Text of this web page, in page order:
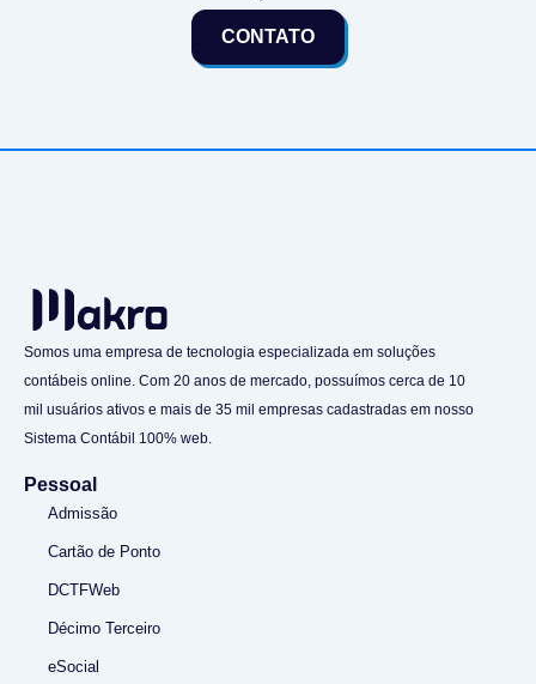
CONTATO
Somos uma empresa de tecnologia especializada em soluções
contábeis online. Com 20 anos de mercado, possuímos cerca de 10
mil usuários ativos e mais de 35 mil empresas cadastradas em nosso
Sistema Contábil 100% web.
Pessoal
Admissão
Cartão de Ponto
DCTFWeb
Décimo Terceiro
eSocial